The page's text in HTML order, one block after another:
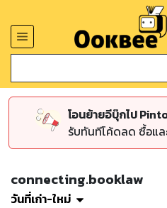
โอนย้ายอีบุ๊กไป
รับทันทีโค้ดลด ซื้อแล
connecting.booklaw
วันที่เก่า-ใหม่